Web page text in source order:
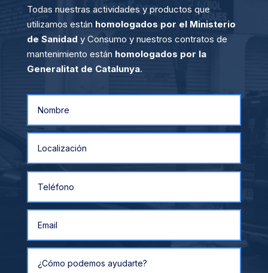
Todas nuestras actividades y productos que
utilizamos están homologados por el Ministerio
de Sanidad y Consumo y nuestros contratos de
mantenimiento están homologados por la
Generalitat de Catalunya.